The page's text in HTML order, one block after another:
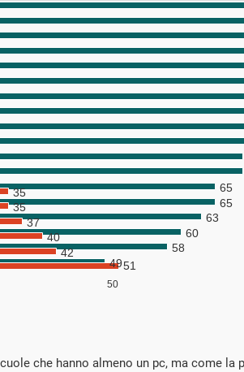
che hanno almeno un pc, ma come la